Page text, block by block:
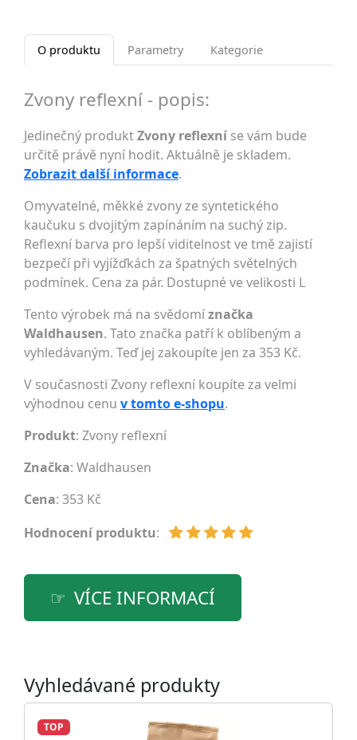
O produktu Parametry Kategorie
Zvony reflexní - popis:
Jedinečný produktZvony reflexní se vám bude
určitě právě nyní hodit. Aktuálně je skladem.
Zobrazit další informace.
Omyvatelné, měkké zvony ze syntetického
kaučuku s dvojitým zapínáním na suchý zip.
Reflexní barva pro lepší viditelnost ve tmě zajistí
bezpečí při vyjížďkách za špatných světelných
podmínek. Cena za pár. Dostupné ve velikosti L
Tento výrobek má na svědomíznačka
Waldhausen. Tato značka patří k oblíbeným a
vyhledávaným. Teď jej zakoupíte jen za 353 Kč.
V současnosti Zvony reflexní koupíte za velmi
výhodnou cenu v tomto e-shopu.
Produkt: Zvony reflexní
Značka: Waldhausen
Cena: 353 Kč
Hodnocení produktu:
VÍCE INFORMACÍ
Vyhledávané produkty
TOP